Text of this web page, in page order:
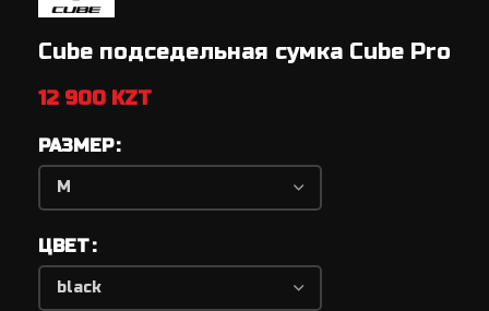
Cube подседельная сумка Cube Pro
12 900 KZT
РАЗМЕР
ЦВЕТ